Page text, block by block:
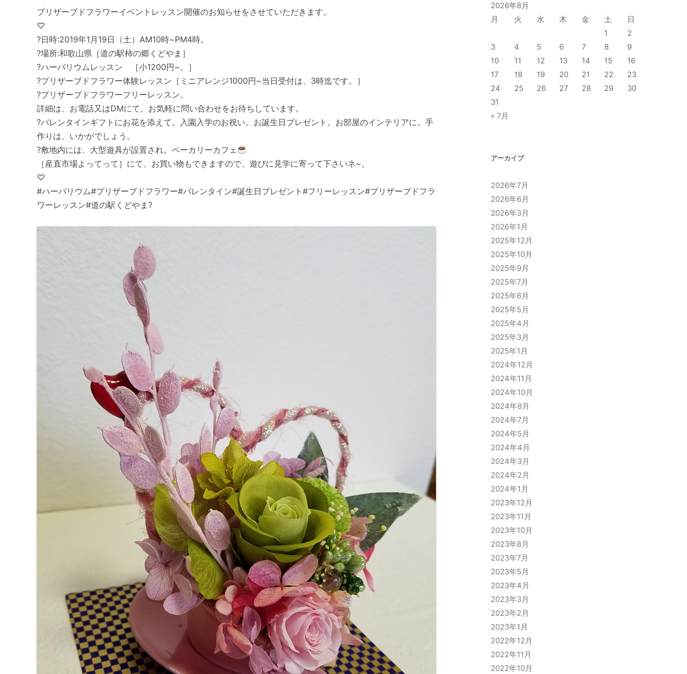
プリザーブドフラワーイベントレッスン開催のお知らせをさせていただきます。
♡
?日時:2019年1月19日（土）AM10時~PM4時。
?場所:和歌山県［道の駅柿の郷くどやま］
?ハーバリウムレッスン ［小1200円~。］
?プリザーブドフラワー体験レッスン［ミニアレンジ1000円~当日受付は、3時迄です。］
?プリザーブドフラワーフリーレッスン。
詳細は、お電話又はDMにて、お気軽に問い合わせをお待ちしています。
?バレンタインギフトにお花を添えて。入園入学のお祝い。お誕生日プレゼント。お部屋のインテリアに。手
作りは、いかがでしょう。
?敷地内には、大型遊具が設置され。ベーカリーカフェ
［産直市場よってって］にて、お買い物もできますので、遊びに見学に寄って下さいネ~。
♡
#ハーバリウム#プリザーブドフラワー#バレンタイン#誕生日プレゼント#フリーレッスン#プリザーブドフラ
ワーレッスン#道の駅くどやま?
2026年8月
月
火 水 木 金 土
日
1
2
3
4 5 6 7 8
9
10
11 12 13 14 15
16
17
18 19 20 21 22
23
24
25 26 27 28 29
30
31
« 7月
アーカイブ
2026年7月
2026年6月
2026年3月
2026年1月
2025年12月
2025年10月
2025年9月
2025年7月
2025年6月
2025年5月
2025年4月
2025年3月
2025年1月
2024年12月
2024年11月
2024年10月
2024年8月
2024年7月
2024年5月
2024年4月
2024年3月
2024年2月
2024年1月
2023年12月
2023年11月
2023年10月
2023年8月
2023年7月
2023年5月
2023年4月
2023年3月
2023年2月
2023年1月
2022年12月
2022年11月
2022年10月